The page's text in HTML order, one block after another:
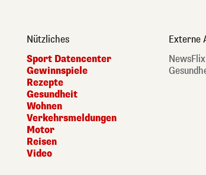
Nützliches
Sport Datencenter
Gewinnspiele
Rezepte
Gesundheit
Wohnen
Verkehrsmeldungen
Motor
Reisen
Video
Externe
NewsFlix